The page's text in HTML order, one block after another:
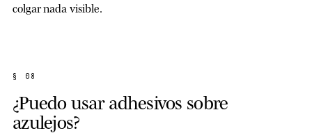
colgar nada visible.
§ 08
¿Puedo usar adhesivos sobre
azulejos?